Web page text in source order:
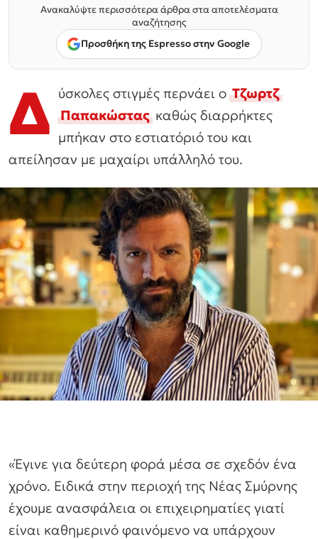
Ανακαλύψτε περισσότερα άρθρα στα αποτελέσματα
αναζήτησης
Προσθήκη της Espresso στην Google
Δ ύσκολες στιγμές περνάει οΤζωρτζ
Παπακώσταςκαθώς διαρρήκτες
μπήκαν στο εστιατόριό του και
απείλησαν με μαχαίρι υπάλληλό του.
«Έγινε για δεύτερη φορά μέσα σε σχεδόν ένα
χρόνο. Ειδικά στην περιοχή της Νέας Σμύρνης
έχουμε ανασφάλεια οι επιχειρηματίες γιατί
είναι καθημερινό φαινόμενο να υπάρχουν